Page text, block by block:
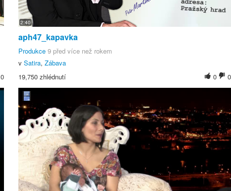
0
2:40
aph47_kapavka
Produkce 9 před více než rokem
vSatira,Zábava
0
0
19,750 zhlédnutí